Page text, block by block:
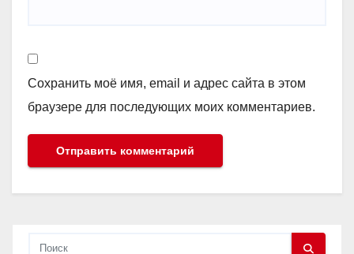
Сохранить моё имя, email и адрес сайта в этом
браузере для последующих моих комментариев.